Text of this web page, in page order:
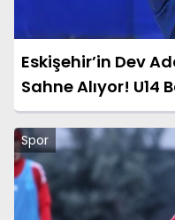
Eskişehir’in Dev
Sahne Alıyor! U14
Başlıyor
Spor